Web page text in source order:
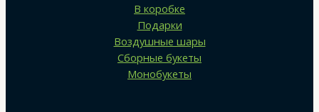
В коробке
Подарки
Воздушные шары
Сборные букеты
Монобукеты